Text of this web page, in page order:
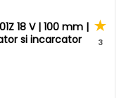
18 V | 100 mm |
si incarcator
3